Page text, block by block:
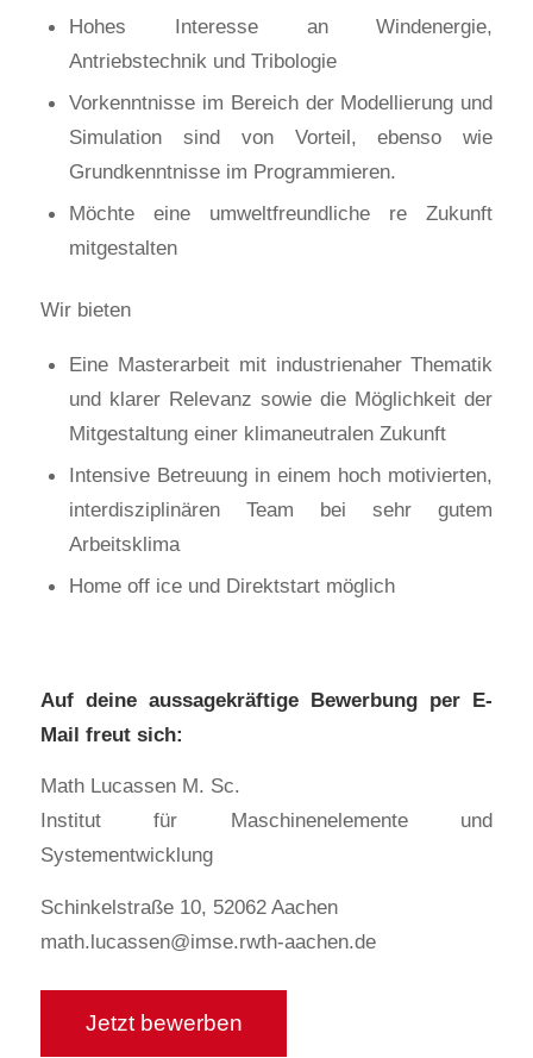
Hohes Interesse an Windenergie,
Antriebstechnik und Tribologie
Vorkenntnisse im Bereich der Modellierung und
Simulation sind von Vorteil, ebenso wie
Grundkenntnisse im Programmieren.
Möchte eine umweltfreundliche re Zukunft
mitgestalten
Wir bieten
Eine Masterarbeit mit industrienaher Thematik
und klarer Relevanz sowie die Möglichkeit der
Mitgestaltung einer klimaneutralen Zukunft
Intensive Betreuung in einem hoch motivierten,
interdisziplinären Team bei sehr gutem
Arbeitsklima
Home off ice und Direktstart möglich
Auf deine aussagekräftige Bewerbung per E-
Mail freut sich:
Math Lucassen M. Sc.
Institut für Maschinenelemente und
Systementwicklung
Schinkelstraße 10, 52062 Aachen
math.lucassen@imse.rwth-aachen.de